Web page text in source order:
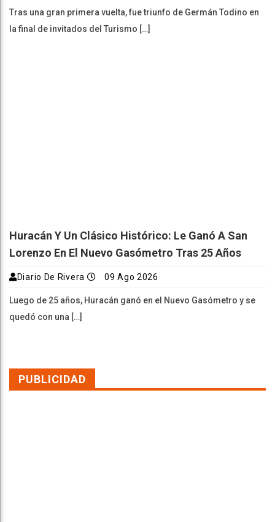
Tras una gran primera vuelta, fue triunfo de Germán Todino en
la final de invitados del Turismo […]
Huracán Y Un Clásico Histórico: Le Ganó A San
Lorenzo En El Nuevo Gasómetro Tras 25 Años
Diario De Rivera 09 Ago 2026
Luego de 25 años, Huracán ganó en el Nuevo Gasómetro y se
quedó con una […]
PUBLICIDAD